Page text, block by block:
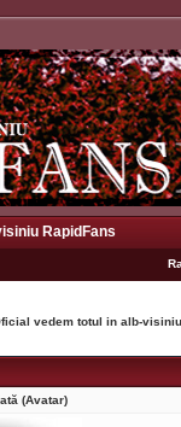
RapidFans
vedem totul in alb-
(Avatar)